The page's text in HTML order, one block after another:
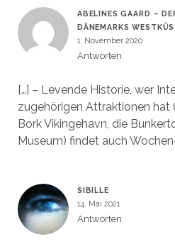
ABELINES GAARD –
DÄNEMARKS
1. November 2020
Antworten
[…] – Levende Historie, wer
zugehörigen Attraktionen hat
Bork Vikingehavn, die
Museum) findet auch
SIBILLE
14. Mai 2021
Antworten